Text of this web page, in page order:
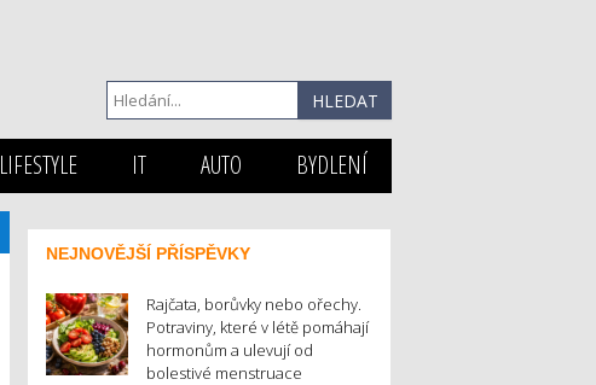
LIFESTYLE IT AUTO BYDLENÍ
NEJNOVĚJŠÍ PŘÍSPĚVKY
Rajčata, borůvky nebo ořechy.
Potraviny, které v létě pomáhají
hormonům a ulevují od
bolestivé menstruace